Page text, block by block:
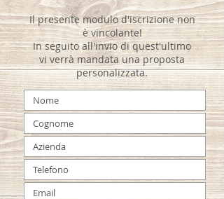
Il presente modulo d'iscrizione non
è vincolante!
In seguito all'invio di quest'ultimo
vi verrà mandata una proposta
personalizzata.